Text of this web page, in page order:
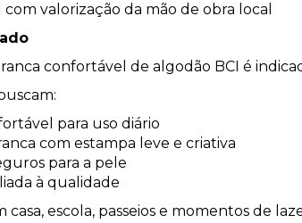
valorização da mão de obra local
confortável de algodão BCI é
para uso diário
com estampa leve e criativa
para a pele
à qualidade
casa, escola, passeios e momentos de